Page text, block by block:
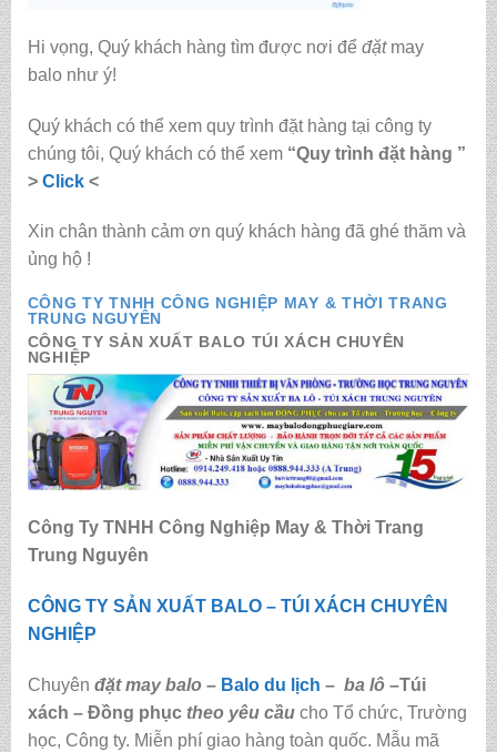
Hi vọng, Quý khách hàng tìm được nơi để đặt may
balo như ý!
Quý khách có thể xem quy trình đặt hàng tại công ty
chúng tôi, Quý khách có thể xem“Quy trình đặt hàng ”
> Click<
Xin chân thành cảm ơn quý khách hàng đã ghé thăm và
ủng hộ !
CÔNG TY TNHH CÔNG NGHIỆP MAY & THỜI TRANG
TRUNG NGUYÊN
CÔNG TY SẢN XUẤT BALO TÚI XÁCH CHUYÊN
NGHIỆP
Công Ty TNHH Công Nghiệp May & Thời Trang
Trung Nguyên
CÔNG TY SẢN XUẤT BALO – TÚI XÁCH CHUYÊN
NGHIỆP
Chuyên đặt may balo– Balo du lịch – ba lô –Túi
xách – Đồng phục theo yêu cầu cho Tổ chức, Trường
học, Công ty. Miễn phí giao hàng toàn quốc. Mẫu mã